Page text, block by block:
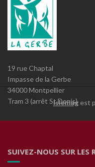
19 rue Chaptal
Impasse de la Gerbe
34000 Montpellier
Tram 3 (arrêt St Denis)
SUIVEZ-NOUS SUR LES
Islemagest